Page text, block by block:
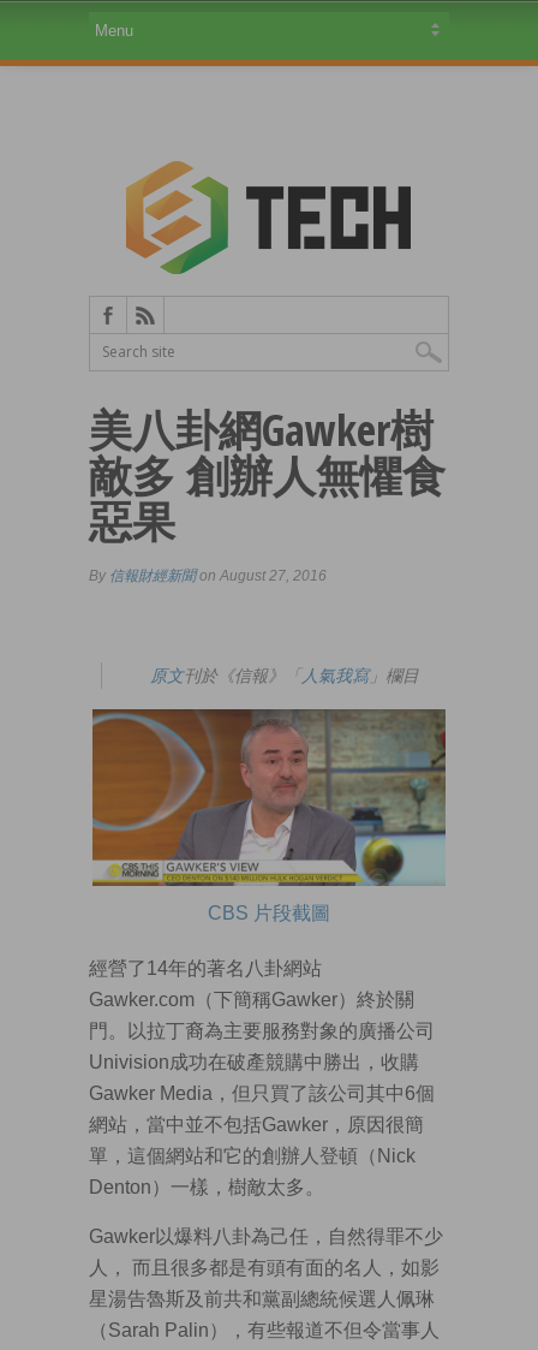
美八卦網Gawker樹
敵多 創辦人無懼食
惡果
By 信報財經新聞on August 27, 2016
原文刊於《信報》「 人氣我寫」欄目
CBS 片段截圖
經營了14年的著名八卦網站
Gawker.com（下簡稱Gawker）終於關
門。以拉丁裔為主要服務對象的廣播公司
Univision成功在破產競購中勝出，收購
Gawker Media，但只買了該公司其中6個
網站，當中並不包括Gawker，原因很簡
單，這個網站和它的創辦人登頓（Nick
Denton）一樣，樹敵太多。
Gawker以爆料八卦為己任，自然得罪不少
人， 而且很多都是有頭有面的名人，如影
星湯告魯斯及前共和黨副總統候選人佩琳
（Sarah Palin），有些報道不但令當事人